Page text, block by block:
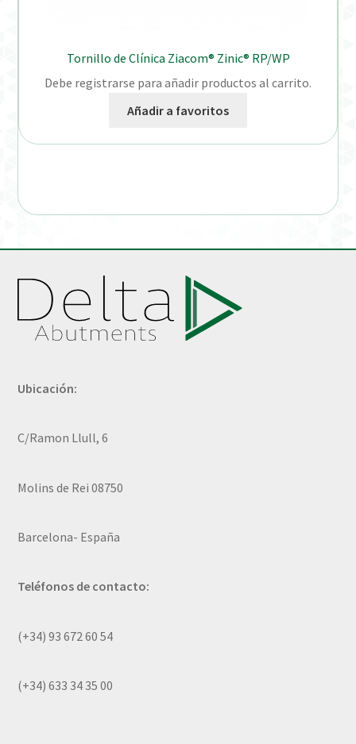
Tornillo de Clínica Ziacom® Zinic® RP/WP
Debe registrarse para añadir productos al carrito.
Añadir a favoritos
Ubicación:
C/Ramon Llull, 6
Molins de Rei 08750
Barcelona- España
Teléfonos de contacto:
(+34) 93 672 60 54
(+34) 633 34 35 00